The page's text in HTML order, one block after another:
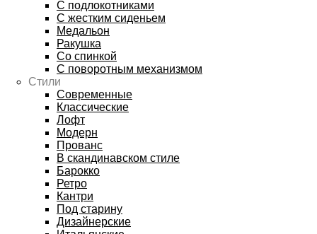
С подлокотниками
С жестким сиденьем
Медальон
Ракушка
Со спинкой
С поворотным механизмом
Стили
Современные
Классические
Лофт
Модерн
Прованс
В скандинавском стиле
Барокко
Ретро
Кантри
Под старину
Дизайнерские